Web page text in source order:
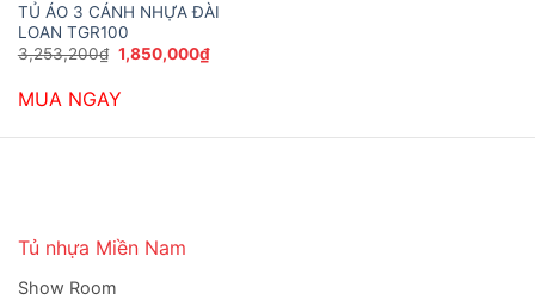
TỦ ÁO 3 CÁNH NHỰA ĐÀI
LOAN TGR100
3,253,200₫ Giá
gốc
3,253,200₫.
1,850,000₫Giá
hiện
MUA NGAY
Tủ nhựa Miền Nam
Show Room